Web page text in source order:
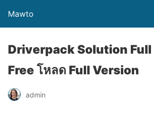
Mawto
Driverpack Solution Full
Free โหลด Full Version
admin